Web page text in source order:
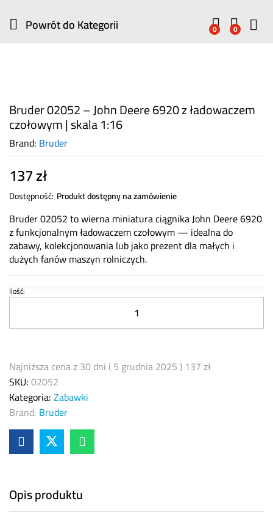
Powrót doKategorii 0 0
Bruder 02052 – John Deere 6920 z ładowaczem
czołowym | skala 1:16
Brand: Bruder
137zł
Dostępność: Produkt dostępny na zamówienie
Bruder 02052 to wierna miniatura ciągnika John Deere 6920
z funkcjonalnym ładowaczem czołowym — idealna do
zabawy, kolekcjonowania lub jako prezent dla małych i
dużych fanów maszyn rolniczych.
Bruder
–
6920
z
ładowaczem
czołowym
|
skala
Ilość:
Najniższa cena z 30 dni (5 grudnia 2025) 137zł
SKU:02052
Kategoria:Zabawki
Brand: Bruder
Opis produktu